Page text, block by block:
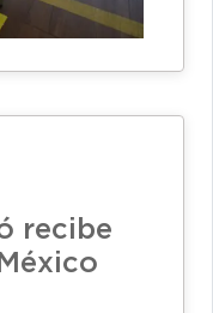
recibe